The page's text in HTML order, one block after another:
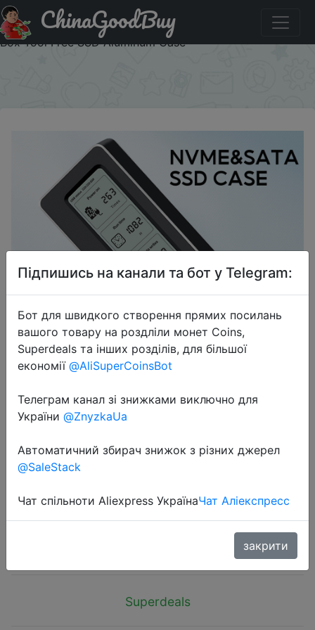
Придбати M.2 SSD NVMe Case USB3.2 Gen2 Type C
10Gbps PCIe SSD Case M.2 NVME SATA Enclosure Disk
Box Tool Free SSD Aluminum Case
ChinaGoodBuy
2025-02-10
Type C 10Gbps PCIe SSD Case M.2
NVME SATA Enclosure Disk Box Tool
Free SSD Aluminum Case
Superdeals
Підпишись на канали та бот у Telegram:
Бот для швидкого створення прямих посилань
вашого товару на роздліли монет Coins,
Superdeals та інших розділів, для більшої
економії @AliSuperCoinsBot
Телеграм канал зі знижками виключно для
України @ZnyzkaUa
Автоматичний збирач знижок з різних джерел
@SaleStack
Чат спільноти Aliexpress УкраїнаЧат Аліекспресс
закрити